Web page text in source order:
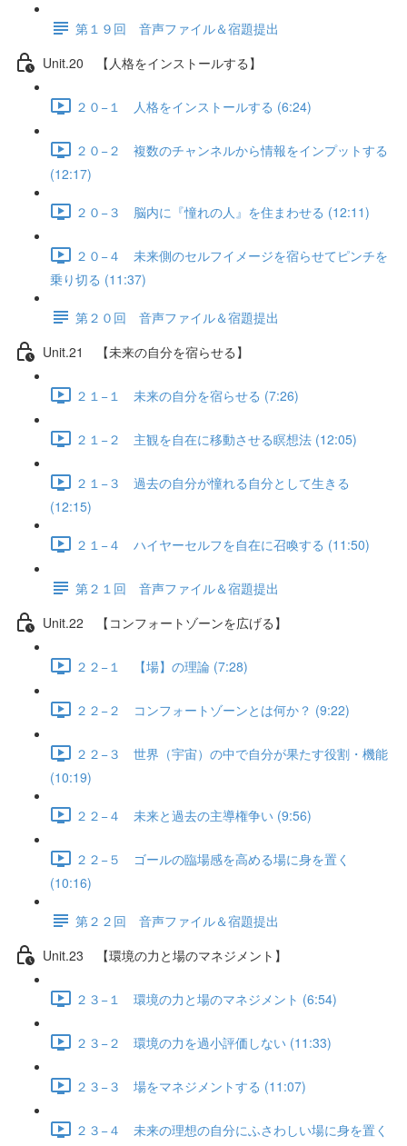
第１９回 音声ファイル＆宿題提出
Unit.20 【人格をインストールする】
２０−１ 人格をインストールする (6:24)
２０−２ 複数のチャンネルから情報をインプットする
(12:17)
２０−３ 脳内に『憧れの人』を住まわせる (12:11)
２０−４ 未来側のセルフイメージを宿らせてピンチを
乗り切る (11:37)
第２０回 音声ファイル＆宿題提出
Unit.21 【未来の自分を宿らせる】
２１−１ 未来の自分を宿らせる (7:26)
２１−２ 主観を自在に移動させる瞑想法 (12:05)
２１−３ 過去の自分が憧れる自分として生きる
(12:15)
２１−４ ハイヤーセルフを自在に召喚する (11:50)
第２１回 音声ファイル＆宿題提出
Unit.22 【コンフォートゾーンを広げる】
２２−１ 【場】の理論 (7:28)
２２−２ コンフォートゾーンとは何か？ (9:22)
２２−３ 世界（宇宙）の中で自分が果たす役割・機能
(10:19)
２２−４ 未来と過去の主導権争い (9:56)
２２−５ ゴールの臨場感を高める場に身を置く
(10:16)
第２２回 音声ファイル＆宿題提出
Unit.23 【環境の力と場のマネジメント】
２３−１ 環境の力と場のマネジメント (6:54)
２３−２ 環境の力を過小評価しない (11:33)
２３−３ 場をマネジメントする (11:07)
２３−４ 未来の理想の自分にふさわしい場に身を置く